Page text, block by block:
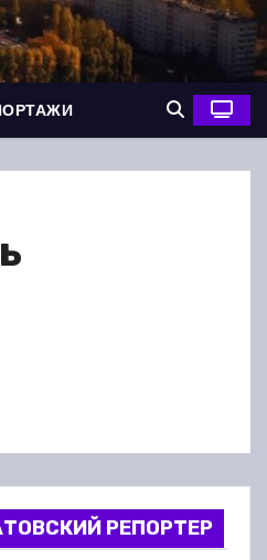
РЕПОРТЕР